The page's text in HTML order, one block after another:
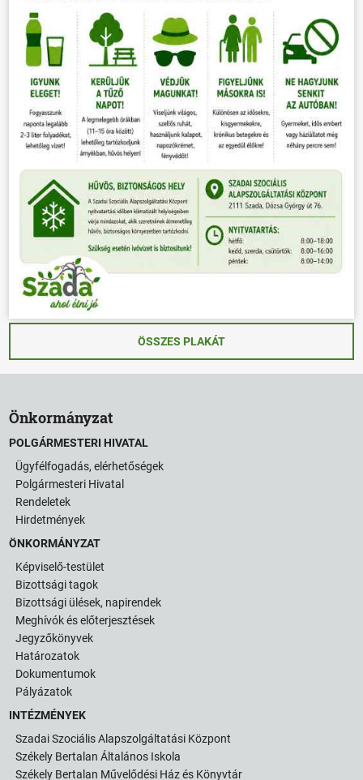
ÖSSZES PLAKÁT
Önkormányzat
POLGÁRMESTERI HIVATAL
Ügyfélfogadás, elérhetőségek
Polgármesteri Hivatal
Rendeletek
Hirdetmények
ÖNKORMÁNYZAT
Képviselő-testület
Bizottsági tagok
Bizottsági ülések, napirendek
Meghívók és előterjesztések
Jegyzőkönyvek
Határozatok
Dokumentumok
Pályázatok
INTÉZMÉNYEK
Szadai Szociális Alapszolgáltatási Központ
Székely Bertalan Általános Iskola
Székely Bertalan Művelődési Ház és Könyvtár